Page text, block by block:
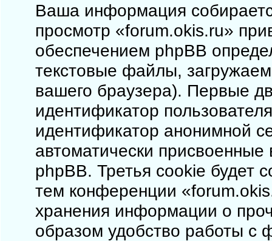
Ваша информация
просмотр «forum.okis.ru»
обеспечением phpBB
текстовые файлы,
вашего браузера). Первые
идентификатор
идентификатор анонимной
автоматически
phpBB. Третья cookie будет
тем конференции
хранения информации о
образом удобство работы с